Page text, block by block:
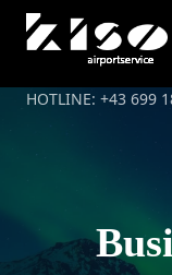
Skip
content
HOTLINE: +43 699